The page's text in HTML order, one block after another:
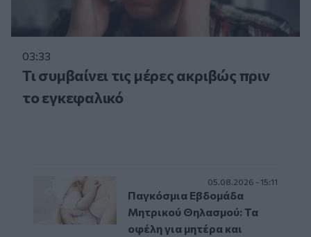
03:33
Τι συμβαίνει τις μέρες ακριβώς πριν
το εγκεφαλικό
05.08.2026 - 15:11
Παγκόσμια Εβδομάδα
Μητρικού Θηλασμού: Τα
οφέλη για μητέρα και